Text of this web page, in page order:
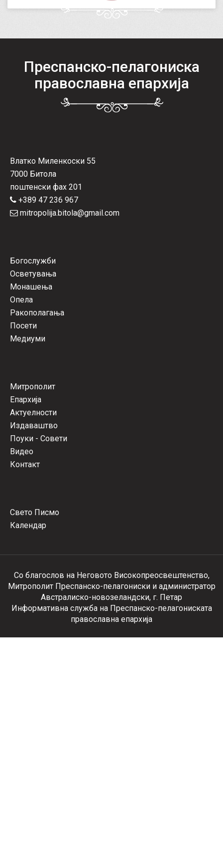
Преспанско-пелагониска
православна епархија
Влатко Миленкоски 55
7000 Битола
поштенски фах 201
+389 47 236 967
mitropolija.bitola@gmail.com
Богослужби
Осветувања
Монашења
Опела
Ракополагања
Посети
Медиуми
Митрополит
Епархија
Актуелности
Издаваштво
Поуки - Совети
Видео
Контакт
Свето Писмо
Календар
Со благослов на Неговото Високопреосвештенство,
Митрополит Преспанско-пелагониски и администратор
Австралиско-новозеландски, г. Петар
Информативна служба на Преспанско-пелагониската
православна епархија